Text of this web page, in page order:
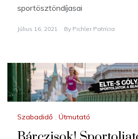
sportösztöndíjasai
Július 16, 2021 By Pichler Patrícia
Szabadidő , Útmutató